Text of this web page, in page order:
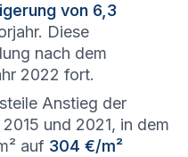
von 6,3
Diese
nach dem
2022 fort.
Anstieg der
und 2021, in dem
auf 304 €/m²